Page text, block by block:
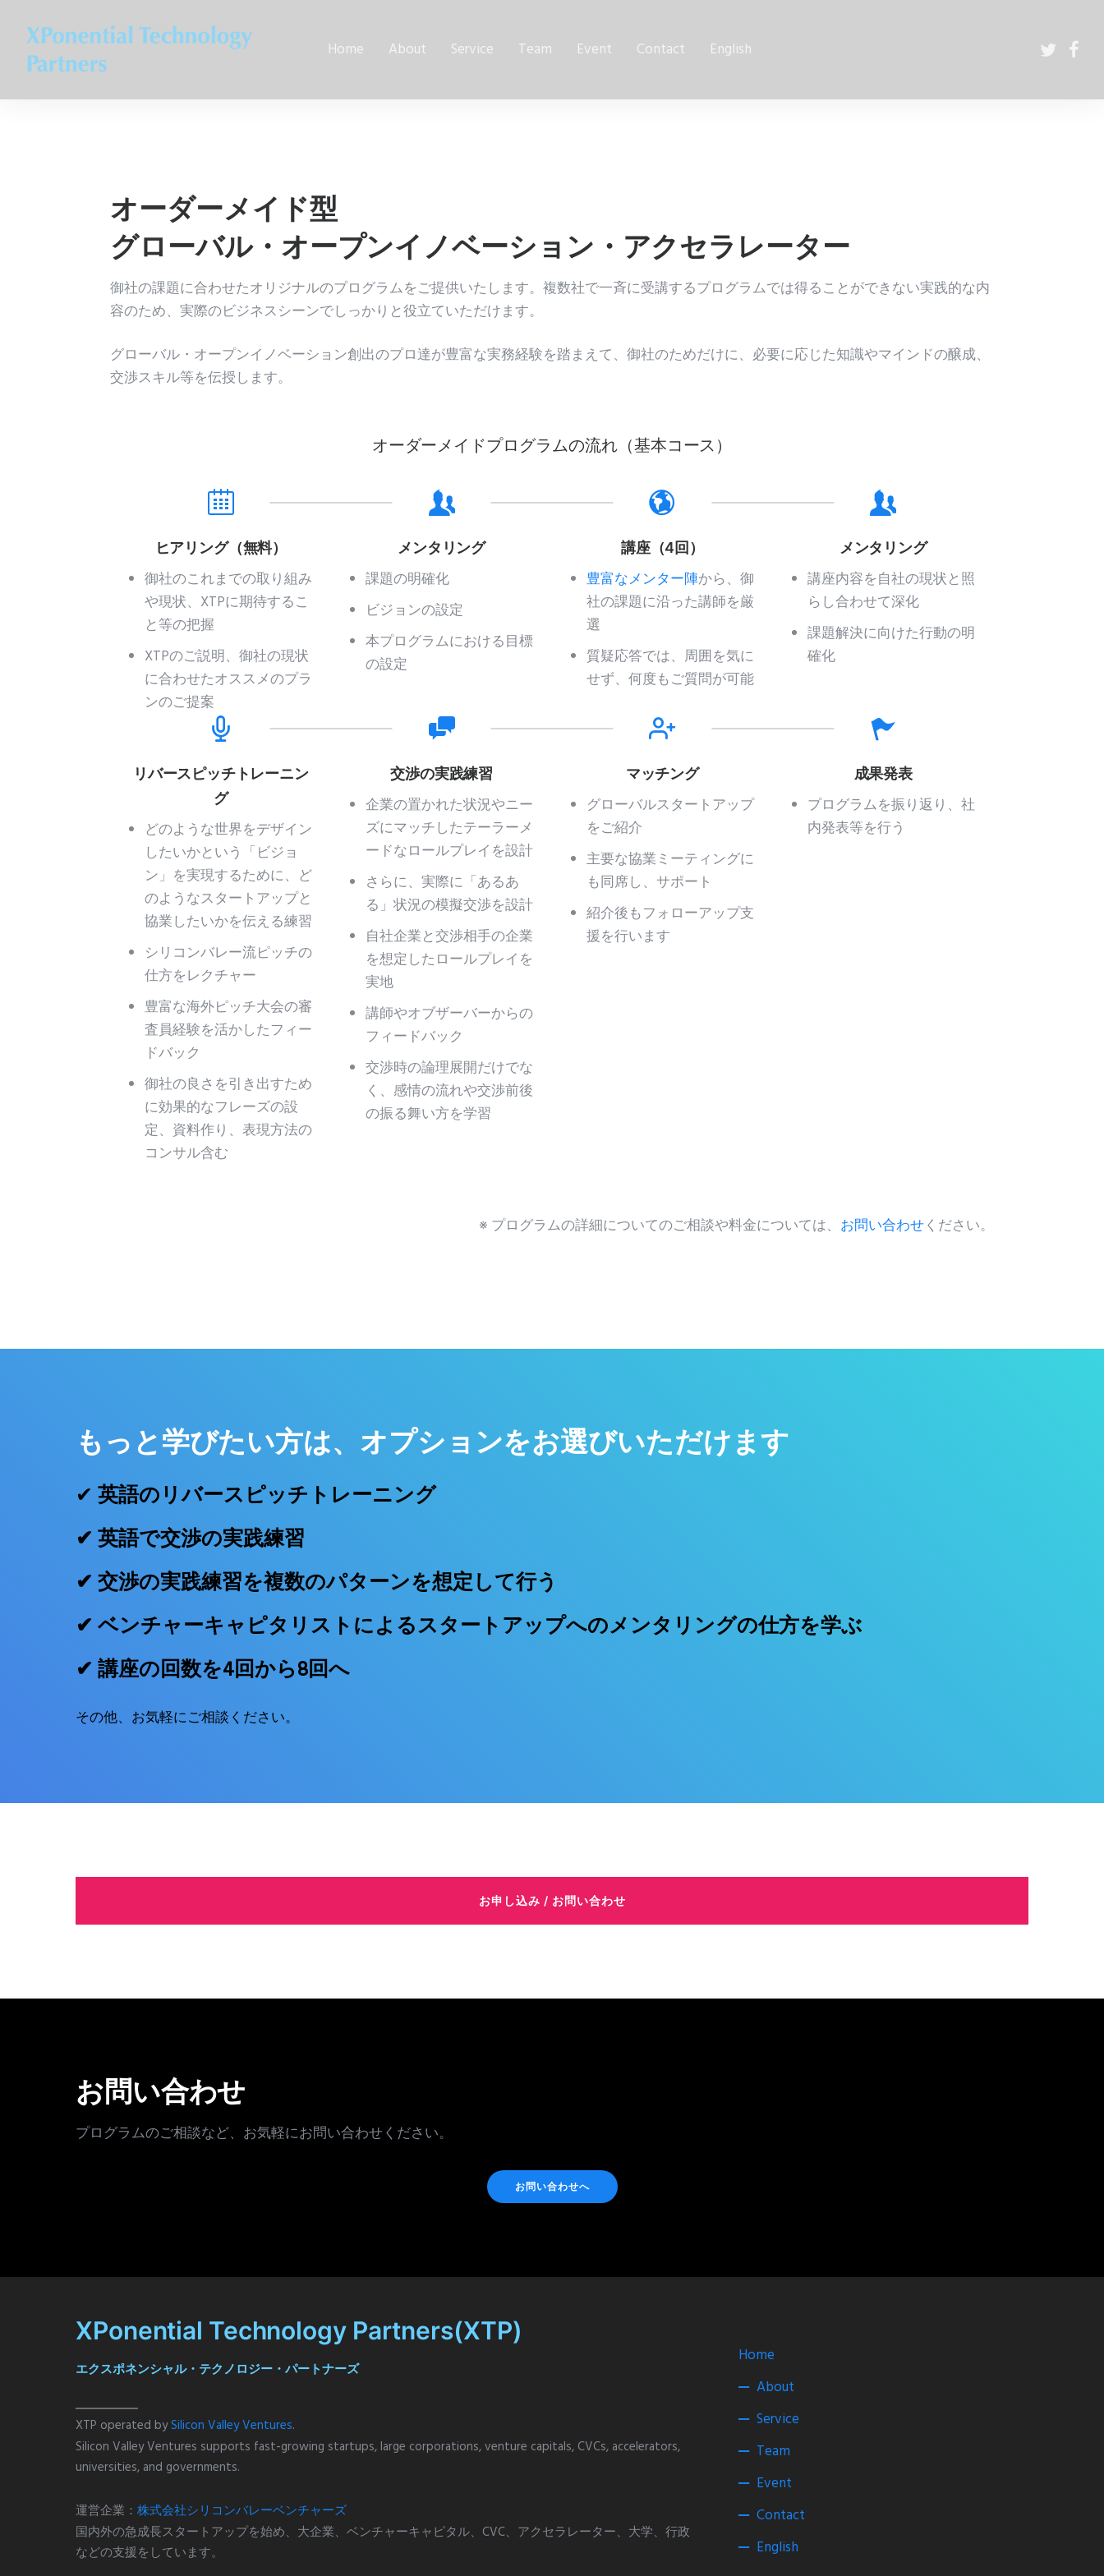
Home About Service Team Event Contact English
オーダーメイド型
グローバル・オープンイノベーション・アクセラレーター
御社の課題に合わせたオリジナルのプログラムをご提供いたします。複数社で一斉に受講するプログラムでは得ることができない実践的な内
容のため、実際のビジネスシーンでしっかりと役立ていただけます。
グローバル・オープンイノベーション創出のプロ達が豊富な実務経験を踏まえて、御社のためだけに、必要に応じた知識やマインドの醸成、
交渉スキル等を伝授します。
オーダーメイドプログラムの流れ（基本コース）
ヒアリング（無料）
御社のこれまでの取り組み
や現状、XTPに期待するこ
と等の把握
XTPのご説明、御社の現状
に合わせたオススメのプラ
ンのご提案
メンタリング
課題の明確化
ビジョンの設定
本プログラムにおける目標
の設定
講座（4回）
豊富なメンター陣から、御
社の課題に沿った講師を厳
選
質疑応答では、周囲を気に
せず、何度もご質問が可能
メンタリング
講座内容を自社の現状と照
らし合わせて深化
課題解決に向けた行動の明
確化
リバースピッチトレーニン
グ
どのような世界をデザイン
したいかという「ビジョ
ン」を実現するために、ど
のようなスタートアップと
協業したいかを伝える練習
シリコンバレー流ピッチの
仕方をレクチャー
豊富な海外ピッチ大会の審
査員経験を活かしたフィー
ドバック
御社の良さを引き出すため
に効果的なフレーズの設
定、資料作り、表現方法の
コンサル含む
交渉の実践練習
企業の置かれた状況やニー
ズにマッチしたテーラーメ
ードなロールプレイを設計
さらに、実際に「あるあ
る」状況の模擬交渉を設計
自社企業と交渉相手の企業
を想定したロールプレイを
実地
講師やオブザーバーからの
フィードバック
交渉時の論理展開だけでな
く、感情の流れや交渉前後
の振る舞い方を学習
マッチング
グローバルスタートアップ
をご紹介
主要な協業ミーティングに
も同席し、サポート
紹介後もフォローアップ支
援を行います
成果発表
プログラムを振り返り、社
内発表等を行う
※ プログラムの詳細についてのご相談や料金については、 お問い合わせください。
もっと学びたい方は、オプションをお選びいただけます
✔︎ 英語のリバースピッチトレーニング
✔︎ 英語で交渉の実践練習
✔︎ 交渉の実践練習を複数のパターンを想定して行う
✔︎ ベンチャーキャピタリストによるスタートアップへのメンタリングの仕方を学ぶ
✔︎ 講座の回数を4回から8回へ
その他、お気軽にご相談ください。
お申し込み / お問い合わせ
お問い合わせ
プログラムのご相談など、お気軽にお問い合わせください。
お問い合わせへ
XPonential Technology Partners(XTP)
エクスポネンシャル・テクノロジー・パートナーズ
XTP operated bySilicon Valley Ventures.
Silicon Valley Ventures supports fast-growing startups, large corporations, venture capitals, CVCs, accelerators,
universities, and governments.
運営企業： 株式会社シリコンバレーベンチャーズ
国内外の急成長スタートアップを始め、大企業、ベンチャーキャピタル、CVC、アクセラレーター、大学、行政
などの支援をしています。
Home
About
Service
Team
Event
Contact
English